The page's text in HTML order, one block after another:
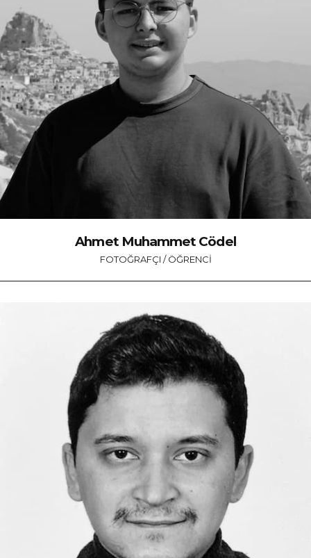
Ahmet Muhammet Cödel
FOTOĞRAFÇI / ÖĞRENCI